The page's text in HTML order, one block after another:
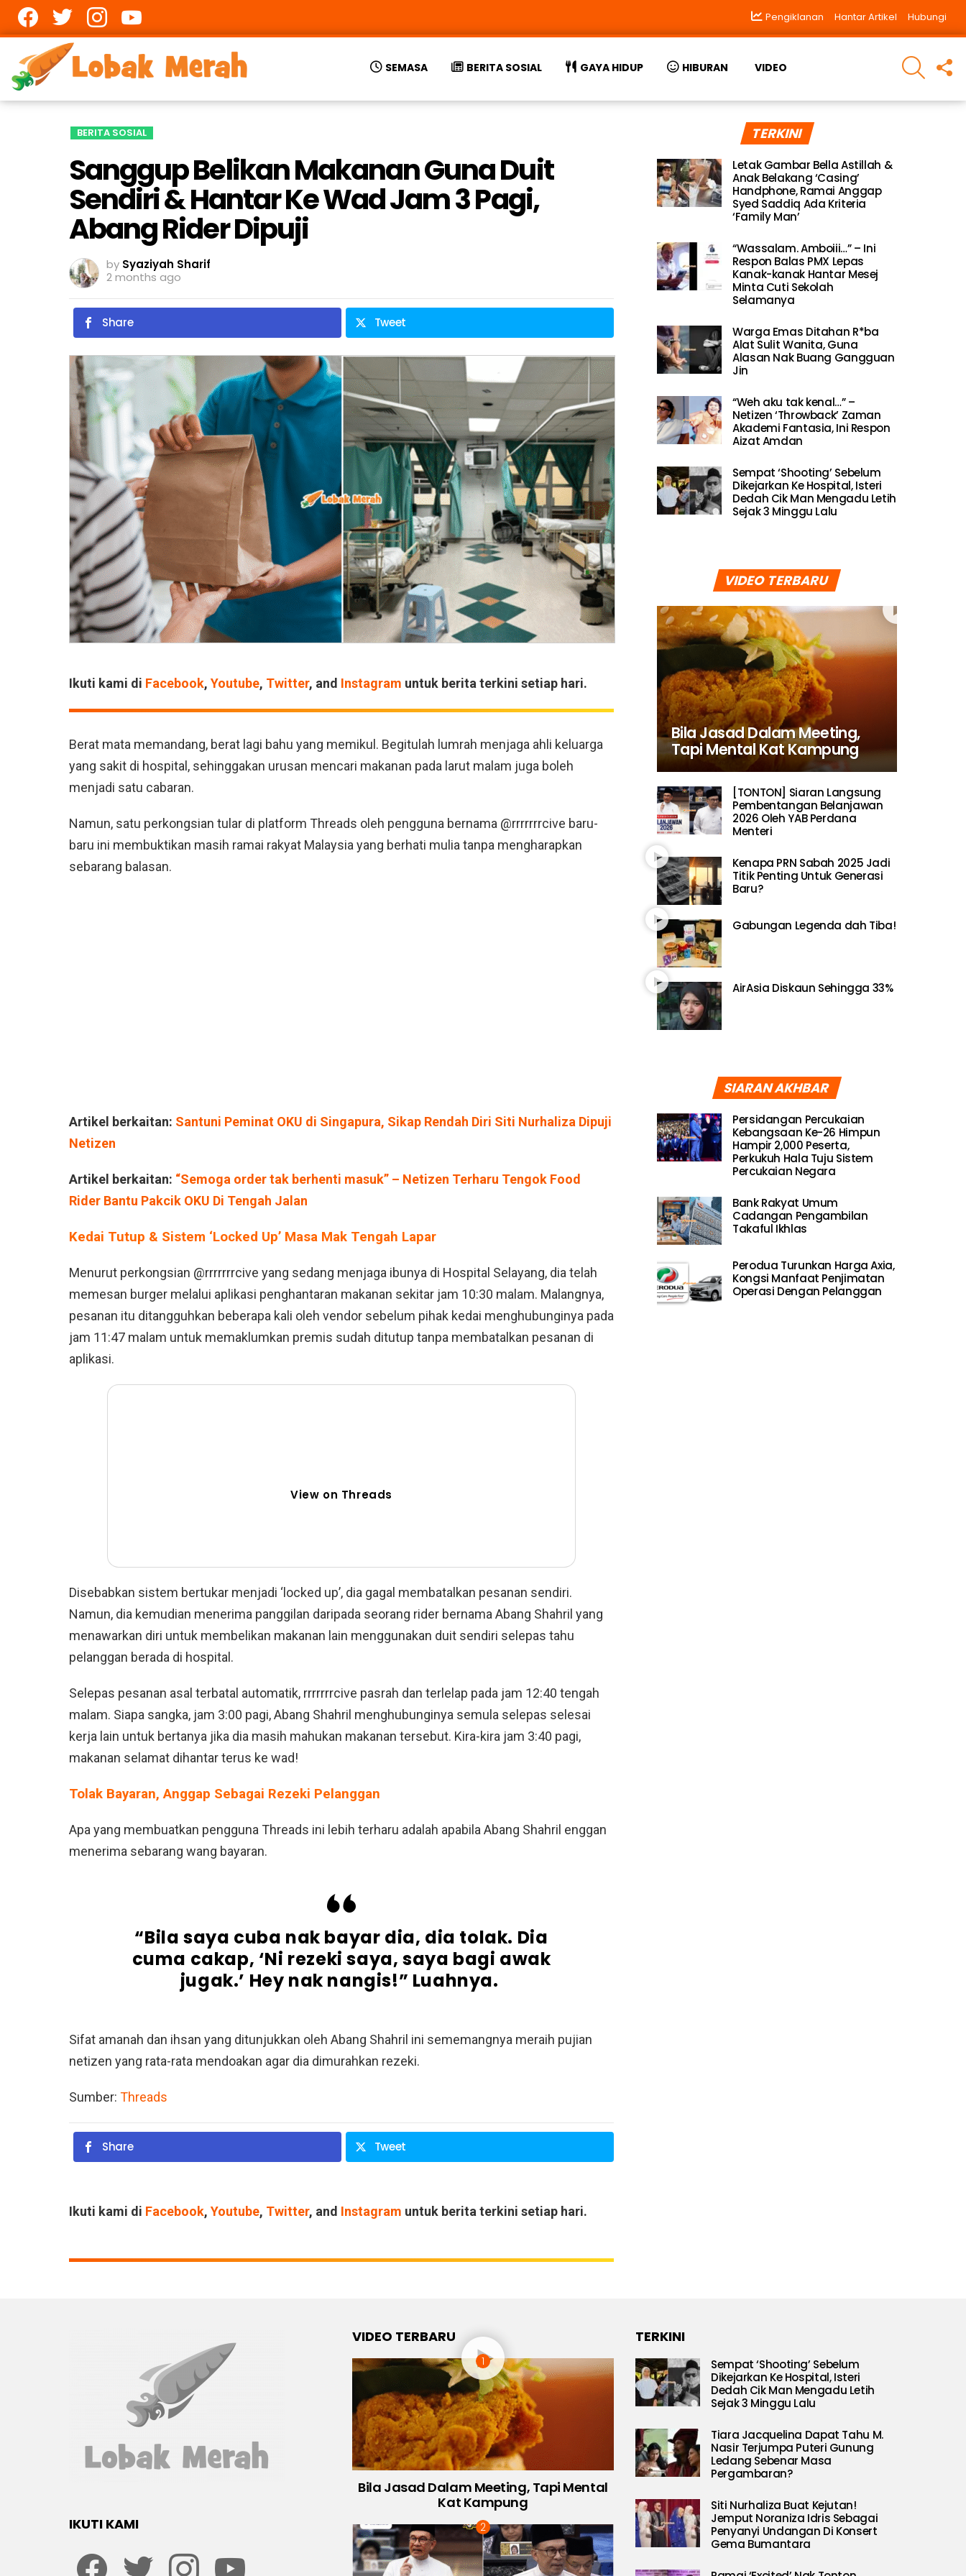
Pengiklanan Hantar Artikel Hubungi
SEMASA BERITA SOSIAL GAYA HIDUP HIBURAN VIDEO
SEARCH
BERITA SOSIAL
Sanggup Belikan Makanan Guna Duit
Sendiri & Hantar Ke Wad Jam 3 Pagi,
Abang Rider Dipuji
by Syaziyah Sharif
2 months ago
Share Tweet
Ikuti kami di Facebook, Youtube, Twitter, and Instagram untuk berita terkini setiap hari.
Berat mata memandang, berat lagi bahu yang memikul. Begitulah lumrah menjaga ahli keluarga
yang sakit di hospital, sehinggakan urusan mencari makanan pada larut malam juga boleh
menjadi satu cabaran.
Namun, satu perkongsian tular di platform Threads oleh pengguna bernama @rrrrrrrcive baru-
baru ini membuktikan masih ramai rakyat Malaysia yang berhati mulia tanpa mengharapkan
sebarang balasan.
Artikel berkaitan: Santuni Peminat OKU di Singapura, Sikap Rendah Diri Siti Nurhaliza Dipuji
Netizen
Artikel berkaitan: “Semoga order tak berhenti masuk” – Netizen Terharu Tengok Food
Rider Bantu Pakcik OKU Di Tengah Jalan
Kedai Tutup & Sistem ‘Locked Up’ Masa Mak Tengah Lapar
Menurut perkongsian @rrrrrrrcive yang sedang menjaga ibunya di Hospital Selayang, dia telah
memesan burger melalui aplikasi penghantaran makanan sekitar jam 10:30 malam. Malangnya,
pesanan itu ditangguhkan beberapa kali oleh vendor sebelum pihak kedai menghubunginya pada
jam 11:47 malam untuk memaklumkan premis sudah ditutup tanpa membatalkan pesanan di
aplikasi.
View on Threads
Disebabkan sistem bertukar menjadi ‘locked up’, dia gagal membatalkan pesanan sendiri.
Namun, dia kemudian menerima panggilan daripada seorang rider bernama Abang Shahril yang
menawarkan diri untuk membelikan makanan lain menggunakan duit sendiri selepas tahu
pelanggan berada di hospital.
Selepas pesanan asal terbatal automatik, rrrrrrrcive pasrah dan terlelap pada jam 12:40 tengah
malam. Siapa sangka, jam 3:00 pagi, Abang Shahril menghubunginya semula selepas selesai
kerja lain untuk bertanya jika dia masih mahukan makanan tersebut. Kira-kira jam 3:40 pagi,
makanan selamat dihantar terus ke wad!
Tolak Bayaran, Anggap Sebagai Rezeki Pelanggan
Apa yang membuatkan pengguna Threads ini lebih terharu adalah apabila Abang Shahril enggan
menerima sebarang wang bayaran.
“Bila saya cuba nak bayar dia, dia tolak. Dia
cuma cakap, ‘Ni rezeki saya, saya bagi awak
jugak.’ Hey nak nangis!” Luahnya.
Sifat amanah dan ihsan yang ditunjukkan oleh Abang Shahril ini sememangnya meraih pujian
netizen yang rata-rata mendoakan agar dia dimurahkan rezeki.
Sumber: Threads
Share Tweet
Ikuti kami di Facebook, Youtube, Twitter, and Instagram untuk berita terkini setiap hari.
TERKINI
Letak Gambar Bella Astillah &
Anak Belakang ‘Casing’
Handphone, Ramai Anggap
Syed Saddiq Ada Kriteria
‘Family Man’
“Wassalam. Amboiii…” – Ini
Respon Balas PMX Lepas
Kanak-kanak Hantar Mesej
Minta Cuti Sekolah
Selamanya
Warga Emas Ditahan R*ba
Alat Sulit Wanita, Guna
Alasan Nak Buang Gangguan
Jin
“Weh aku tak kenal…” –
Netizen ‘Throwback’ Zaman
Akademi Fantasia, Ini Respon
Aizat Amdan
Sempat ‘Shooting’ Sebelum
Dikejarkan Ke Hospital, Isteri
Dedah Cik Man Mengadu Letih
Sejak 3 Minggu Lalu
VIDEO TERBARU
Bila Jasad Dalam Meeting,
Tapi Mental Kat Kampung
[TONTON] Siaran Langsung
Pembentangan Belanjawan
2026 Oleh YAB Perdana
Menteri
Kenapa PRN Sabah 2025 Jadi
Titik Penting Untuk Generasi
Baru?
Gabungan Legenda dah Tiba!
AirAsia Diskaun Sehingga 33%
SIARAN AKHBAR
Persidangan Percukaian
Kebangsaan Ke-26 Himpun
Hampir 2,000 Peserta,
Perkukuh Hala Tuju Sistem
Percukaian Negara
Bank Rakyat Umum
Cadangan Pengambilan
Takaful Ikhlas
Perodua Turunkan Harga Axia,
Kongsi Manfaat Penjimatan
Operasi Dengan Pelanggan
IKUTI KAMI
VIDEO TERBARU
Bila Jasad Dalam Meeting, Tapi Mental
Kat Kampung
TERKINI
Sempat ‘Shooting’ Sebelum
Dikejarkan Ke Hospital, Isteri
Dedah Cik Man Mengadu Letih
Sejak 3 Minggu Lalu
Tiara Jacquelina Dapat Tahu M.
Nasir Terjumpa Puteri Gunung
Ledang Sebenar Masa
Pergambaran?
Siti Nurhaliza Buat Kejutan!
Jemput Noraniza Idris Sebagai
Penyanyi Undangan Di Konsert
Gema Bumantara